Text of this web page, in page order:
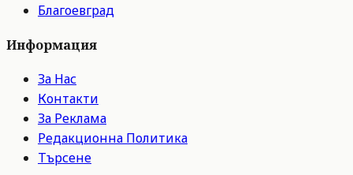
Благоевград
Информация
За Нас
Контакти
За Реклама
Редакционна Политика
Търсене